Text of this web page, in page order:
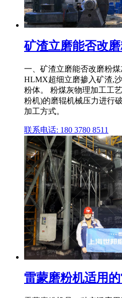
矿渣立磨能否改
一、矿渣立磨能否改磨粉
HLMX超细立磨掺入矿渣,
粉体。 粉煤灰物理加工工
粉机)的磨辊机械压力进行
加工方式。
联系电话: 180 3780 8511
雷蒙磨粉机适用